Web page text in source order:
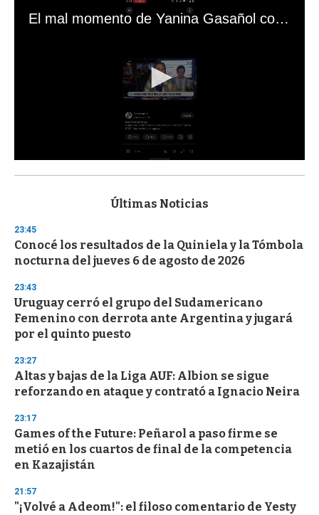
El mal momento de Yanina Gasañol con un hincha argentino en "Subrayado"
s
d
s
o
f
3
s
e
c
o
d
s
Últimas Noticias
23:45
Conocé los resultados de la Quiniela y la Tómbola
nocturna del jueves 6 de agosto de 2026
23:43
Uruguay cerró el grupo del Sudamericano
Femenino con derrota ante Argentina y jugará
por el quinto puesto
23:27
Altas y bajas de la Liga AUF: Albion se sigue
reforzando en ataque y contrató a Ignacio Neira
23:17
Games of the Future: Peñarol a paso firme se
metió en los cuartos de final de la competencia
en Kazajistán
21:57
"¡Volvé a Adeom!": el filoso comentario de Yesty